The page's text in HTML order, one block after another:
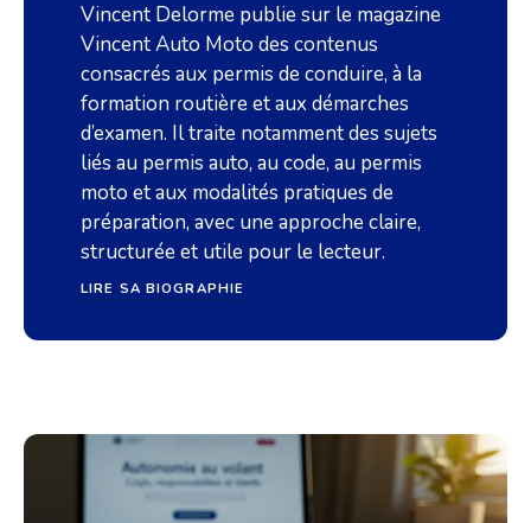
Vincent Delorme publie sur le magazine
Vincent Auto Moto des contenus
consacrés aux permis de conduire, à la
formation routière et aux démarches
d’examen. Il traite notamment des sujets
liés au permis auto, au code, au permis
moto et aux modalités pratiques de
préparation, avec une approche claire,
structurée et utile pour le lecteur.
LIRE SA BIOGRAPHIE